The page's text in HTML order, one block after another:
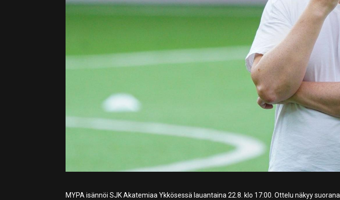
MYPA isännöi SJK Akatemiaa Ykkösessä lauantaina 22.8. klo 17:00. Ottelu näkyy suorana